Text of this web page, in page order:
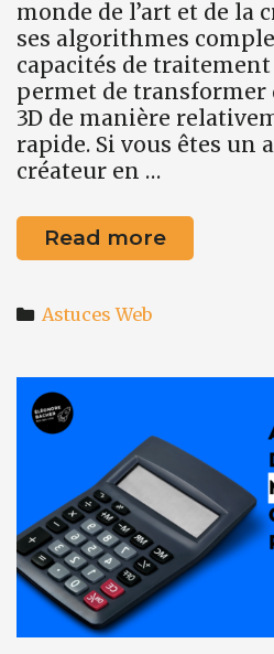
monde de l’art et de la
ses algorithmes
capacités de
permet de transformer
3D de manière
rapide. Si vous êtes un
créateur en …
Read moreLeiaPix
vous
3D.
Categories
Astuces Web